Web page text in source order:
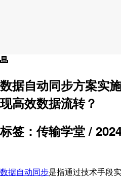
数据自动同步方案实
现高效数据流转？
标签：传输学堂 /
数据自动同步是指通过技术手段